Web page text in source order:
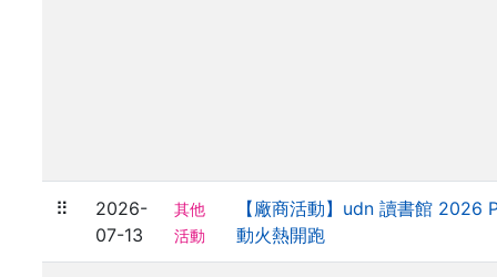
⠿
2026-
07-13
其他
活動
【廠商活動】udn 讀書館 2026
動火熱開跑